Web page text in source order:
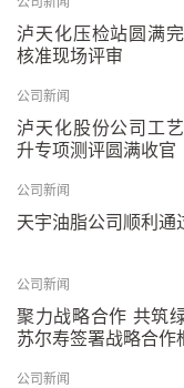
泸天化压检站圆满
核准现场评审
公司新闻
泸天化股份公司工
升专项测评圆满收官
公司新闻
天宇油脂公司顺利通
公司新闻
聚力战略合作 共筑
苏尔寿签署战略合作
公司新闻